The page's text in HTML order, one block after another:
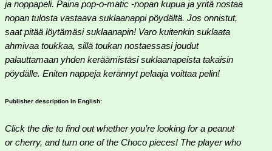
ja noppapeli. Paina pop-o-matic -nopan kupua ja yritä nostaa
nopan tulosta vastaava suklaanappi pöydältä. Jos onnistut,
saat pitää löytämäsi suklaanapin! Varo kuitenkin suklaata
ahmivaa toukkaa, sillä toukan nostaessasi joudut
palauttamaan yhden keräämistäsi suklaanapeista takaisin
pöydälle. Eniten nappeja kerännyt pelaaja voittaa pelin!
Publisher description in English:
Click the die to find out whether you’re looking for a peanut
or cherry, and turn one of the Choco pieces! The player who